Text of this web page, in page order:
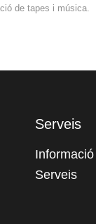
de tapes i música.
Serveis
Informació
Serveis